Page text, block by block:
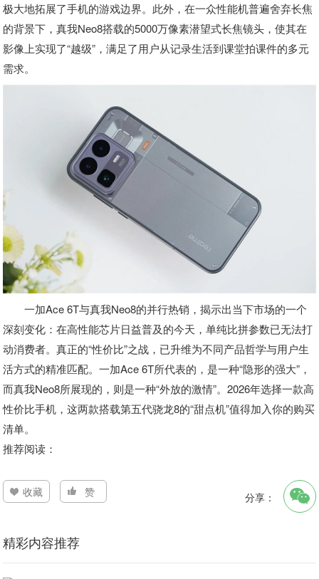
极大地拓展了手机的游戏边界。此外，在一众性能机普遍舍弃长焦
的背景下，真我Neo8搭载的5000万像素潜望式长焦镜头，使其在
影像上实现了“越级”，满足了用户从记录生活到课堂拍课件的多元
需求。
一加Ace 6T与真我Neo8的并行热销，揭示出当下市场的一个
深刻变化：在高性能芯片日益普及的今天，单纯比拼参数已无法打
动消费者。真正的“性价比”之战，已升维为不同产品哲学与用户生
活方式的精准匹配。一加Ace 6T所代表的，是一种“隐形的强大”，
而真我Neo8所展现的，则是一种“外放的激情”。2026年选择一款高
性价比手机，这两款搭载第五代骁龙8的“甜点机”值得加入你的购买
清单。
推荐阅读：
收藏 赞 分享：
精彩内容推荐